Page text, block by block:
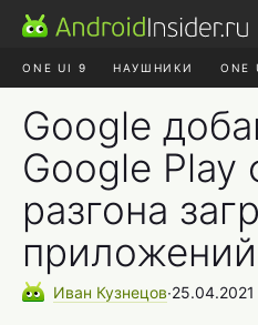
ONE UI 9 НАУШНИКИ ONE
ЯНДЕКС ПЛЮС
Google
Google Play
разгона
приложений
Иван Кузнецов∙25.04.2021